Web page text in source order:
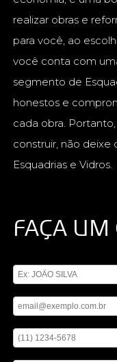
realizar obras e
para você, ao
você conta com
segmento de
honestos e
cada obra.
construir, não deixe
Esquadrias e Vidros.
FAÇA